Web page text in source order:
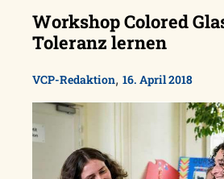
Workshop Colored
Toleranz lernen
VCP-Redaktion, 16. April 2018